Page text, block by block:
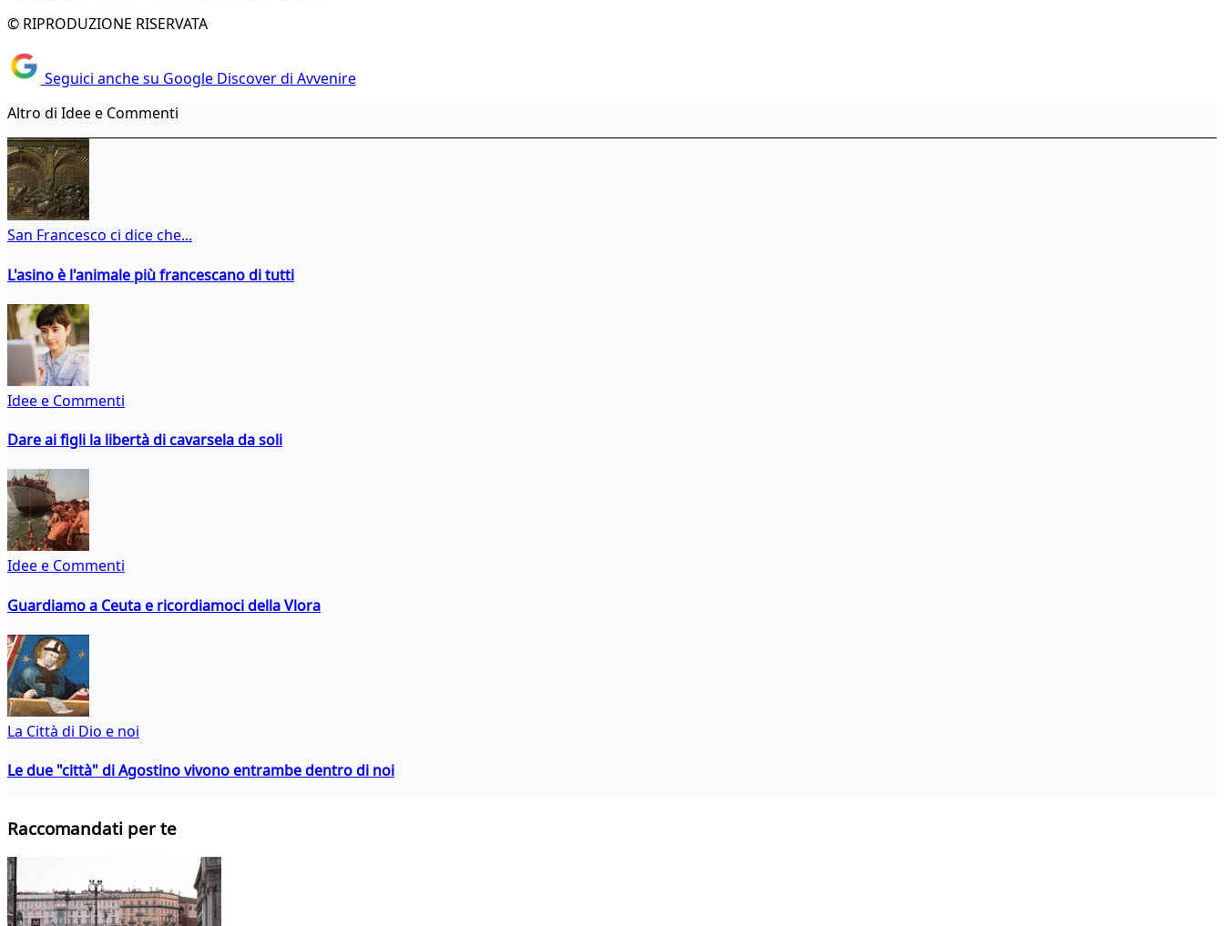
© RIPRODUZIONE RISERVATA
Seguici anche su Google Discover di Avvenire
Altro di Idee e Commenti
San Francesco ci dice che...
L'asino è l'animale più francescano di tutti
Idee e Commenti
Dare ai figli la libertà di cavarsela da soli
Idee e Commenti
Guardiamo a Ceuta e ricordiamoci della Vlora
La Città di Dio e noi
Le due "città" di Agostino vivono entrambe dentro di noi
Raccomandati per te